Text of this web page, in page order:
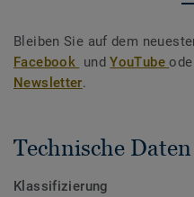
Bleiben Sie auf dem
Facebook undYouTube
Newsletter.
Technische Daten
Klassifizierung